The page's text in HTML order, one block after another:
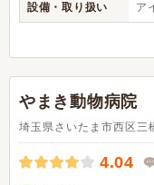
設備・取り扱い ア
やまき動物病院
埼玉県さいたま市西区
4.04